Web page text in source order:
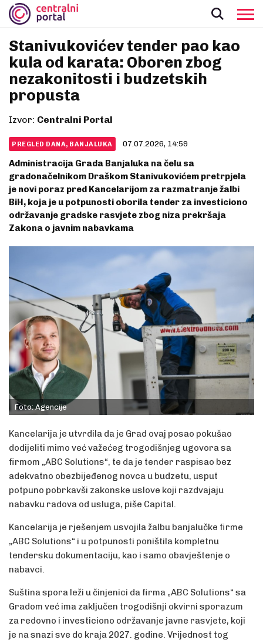
Stanivukovićev tender pao kao
kula od karata: Oboren zbog
nezakonitosti i budzetskih
propusta
Izvor: Centralni Portal
PREGLED DANA, BANJALUKA 07.07.2026, 14:59
Administracija Grada Banjaluka na čelu sa
gradonačelnikom Draškom Stanivukovićem pretrpjela
je novi poraz pred Kancelarijom za razmatranje žalbi
BiH, koja je u potpunosti oborila tender za investiciono
održavanje gradske rasvjete zbog niza prekršaja
Zakona o javnim nabavkama
Foto: Agencije
Kancelarija je utvrdila da je Grad ovaj posao pokušao
dodijeliti mimo već važećeg trogodišnjeg ugovora sa
firmom „ABC Solutions“, te da je tender raspisao bez
adekvatno obezbijeđenog novca u budzetu, usput
potpuno pobrkavši zakonske uslove koji razdvajaju
nabavku radova od usluga, piše Capital.
Kancelarija je rješenjem usvojila žalbu banjalučke firme
„ABC Solutions“ i u potpunosti poništila kompletnu
tendersku dokumentaciju, kao i samo obavještenje o
nabavci.
Suština spora leži u činjenici da firma „ABC Solutions“ sa
Gradom već ima zaključen trogodišnji okvirni sporazum
za redovno i investiciono održavanje javne rasvjete, koji
je na snazi sve do kraja 2027. godine. Vrijednost tog